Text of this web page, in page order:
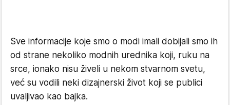
Sve informacije koje smo o modi imali dobijali smo ih
od strane nekoliko modnih urednika koji, ruku na
srce, ionako nisu živeli u nekom stvarnom svetu,
već su vodili neki dizajnerski život koji se publici
uvaljivao kao bajka.